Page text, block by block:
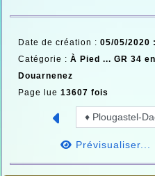
Date de création : 05/05/2020
Catégorie : À Pied ... GR 34
Douarnenez
Page lue 13607 fois
Prévisualiser...